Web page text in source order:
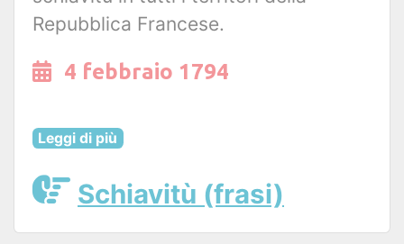
Repubblica Francese.
4 febbraio 1794
Leggi di più
Schiavitù (frasi)